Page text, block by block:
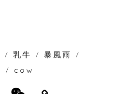
/ 乳牛 / 暴風雨
/
/ cow